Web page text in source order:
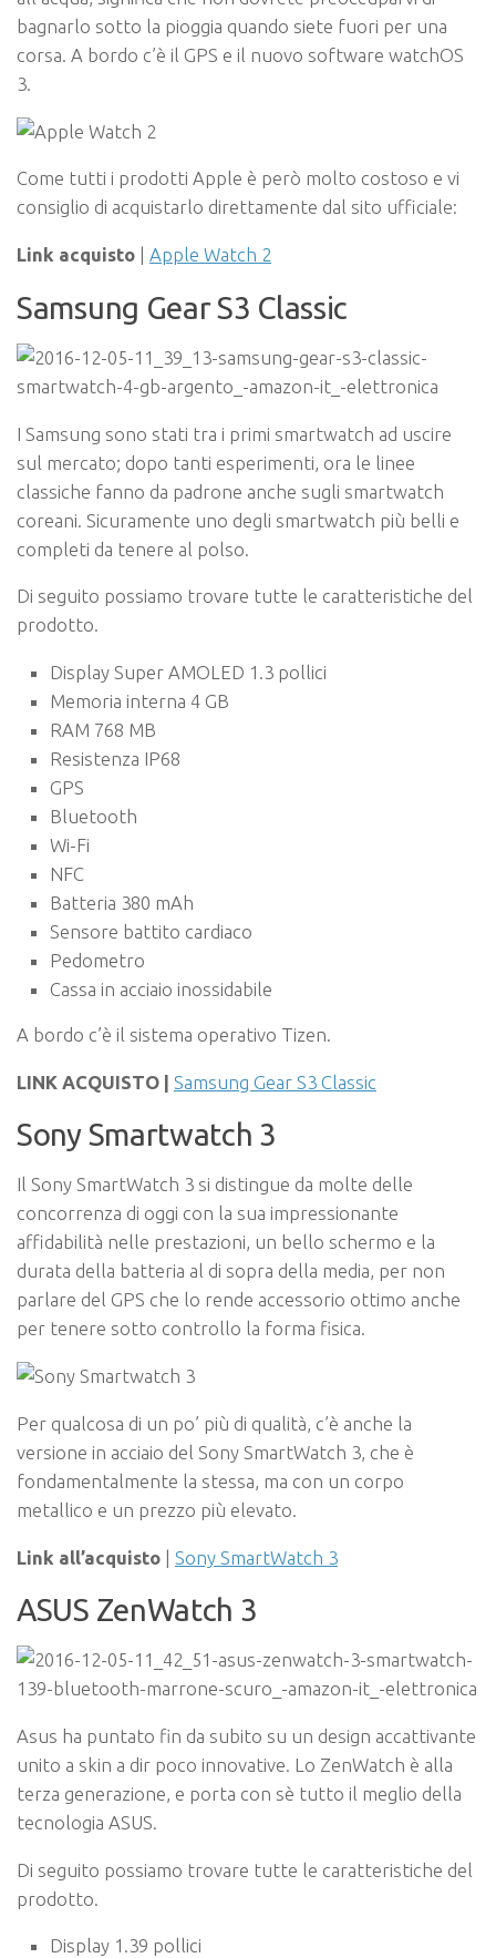
bagnarlo sotto la pioggia quando siete fuori per una
corsa. A bordo c’è il GPS e il nuovo software watchOS
3.
Come tutti i prodotti Apple è però molto costoso e vi
consiglio di acquistarlo direttamente dal sito ufficiale:
Link acquisto | Apple Watch 2
Samsung Gear S3 Classic
I Samsung sono stati tra i primi smartwatch ad uscire
sul mercato; dopo tanti esperimenti, ora le linee
classiche fanno da padrone anche sugli smartwatch
coreani. Sicuramente uno degli smartwatch più belli e
completi da tenere al polso.
Di seguito possiamo trovare tutte le caratteristiche del
prodotto.
Display Super AMOLED 1.3 pollici
Memoria interna 4 GB
RAM 768 MB
Resistenza IP68
GPS
Bluetooth
Wi-Fi
NFC
Batteria 380 mAh
Sensore battito cardiaco
Pedometro
Cassa in acciaio inossidabile
A bordo c’è il sistema operativo Tizen.
LINK ACQUISTO | Samsung Gear S3 Classic
Sony Smartwatch 3
Il Sony SmartWatch 3 si distingue da molte delle
concorrenza di oggi con la sua impressionante
affidabilità nelle prestazioni, un bello schermo e la
durata della batteria al di sopra della media, per non
parlare del GPS che lo rende accessorio ottimo anche
per tenere sotto controllo la forma fisica.
Per qualcosa di un po’ più di qualità, c’è anche la
versione in acciaio del Sony SmartWatch 3, che è
fondamentalmente la stessa, ma con un corpo
metallico e un prezzo più elevato.
Link all’acquisto | Sony SmartWatch 3
ASUS ZenWatch 3
Asus ha puntato fin da subito su un design accattivante
unito a skin a dir poco innovative. Lo ZenWatch è alla
terza generazione, e porta con sè tutto il meglio della
tecnologia ASUS.
Di seguito possiamo trovare tutte le caratteristiche del
prodotto.
Display 1.39 pollici